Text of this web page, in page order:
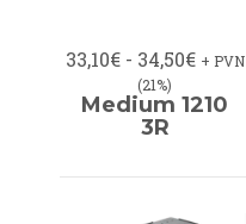
33,10€ - 34,50€ + PVN
(21%)
Medium 1210
3R